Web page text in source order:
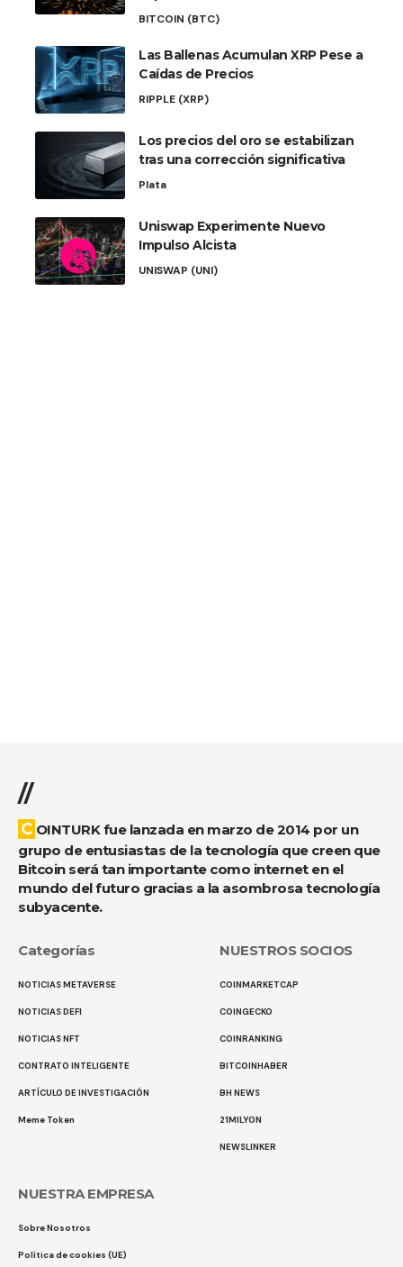
BITCOIN (BTC)
Las Ballenas Acumulan XRP Pese a
Caídas de Precios
RIPPLE (XRP)
Los precios del oro se estabilizan
tras una corrección significativa
Plata
Uniswap Experimente Nuevo
Impulso Alcista
UNISWAP (UNI)
//
COINTURK fue lanzada en marzo de 2014 por un
grupo de entusiastas de la tecnología que creen que
Bitcoin será tan importante como internet en el
mundo del futuro gracias a la asombrosa tecnología
subyacente.
Categorías
NOTICIAS METAVERSE
NOTICIAS DEFI
NOTICIAS NFT
CONTRATO INTELIGENTE
ARTÍCULO DE INVESTIGACIÓN
Meme Token
NUESTROS SOCIOS
COINMARKETCAP
COINGECKO
COINRANKING
BITCOINHABER
BH NEWS
21MILYON
NEWSLINKER
NUESTRA EMPRESA
Sobre Nosotros
Política de cookies (UE)